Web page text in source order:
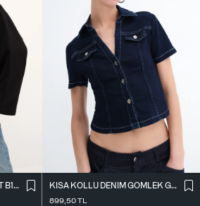
UZUN KOLLU BASIC T-SHIRT B10571
KISA KOLLU DENIM GÖMLEK G17600
899,50TL